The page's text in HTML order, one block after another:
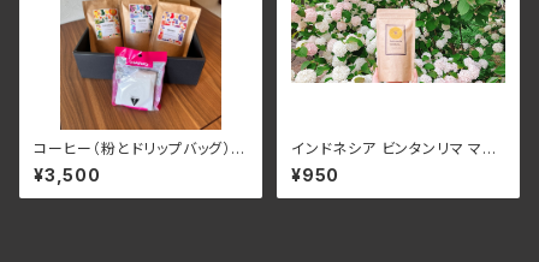
コーヒー（粉とドリップバッグ）ギ
フト
¥3,500
インドネシア ビンタンリマ マン
デリン【中深煎り】100g
¥950